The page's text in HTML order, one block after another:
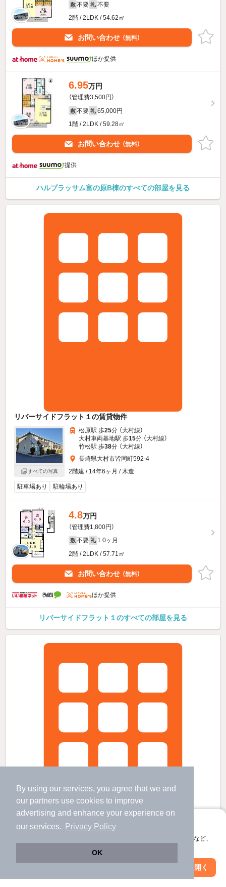
By using our services, you agree that we and
our partners use cookies to improve
advertising and enhance your experience on
our services.
Privacy Policy
OK
アプリに切り替えて、サクサクお部屋探し
会員登録なしですぐ使える。マップ検索やお気に入り保存など、
アプリを開く
敷 不要 礼 不要
2階 / 2LDK / 54.62㎡
お問い合わせ （無料）
ほか提供
6.95万円
（管理費3,500円）
敷 不要 礼 65,000円
1階 / 2LDK / 59.28㎡
お問い合わせ （無料）
提供
ハルブラッサム富の原B棟のすべての部屋を見る
リバーサイドフラット１の賃貸物件
すべての写真
松原駅 歩25分 （大村線）
大村車両基地駅 歩15分 （大村線）
竹松駅 歩38分 （大村線）
長崎県大村市皆同町592-4
2階建 / 14年6ヶ月 / 木造
駐車場あり 駐輪場あり
4.8万円
（管理費1,800円）
敷 不要 礼 1.0ヶ月
2階 / 2LDK / 57.71㎡
お問い合わせ （無料）
ほか提供
リバーサイドフラット１のすべての部屋を見る
絞り込み条件を変更